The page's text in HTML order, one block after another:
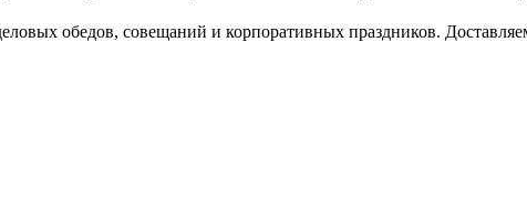
обедов, совещаний и корпоративных праздников.